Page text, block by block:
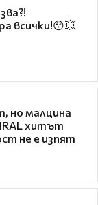
всички!😯💥
но малцина
хитът
не е изпят